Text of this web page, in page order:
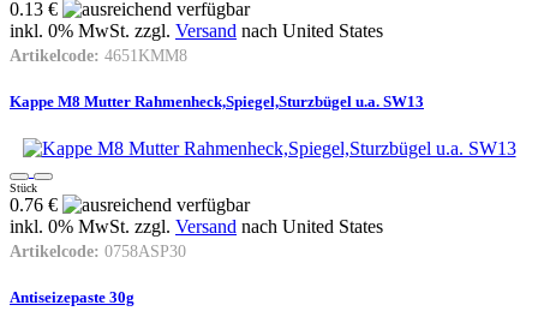
0.13 €
inkl. 0% MwSt. zzgl. Versand nach United States
Artikelcode: 4651KMM8
Kappe M8 Mutter Rahmenheck,Spiegel,Sturzbügel u.a. SW13
Stück
0.76 €
inkl. 0% MwSt. zzgl. Versand nach United States
Artikelcode: 0758ASP30
Antiseizepaste 30g